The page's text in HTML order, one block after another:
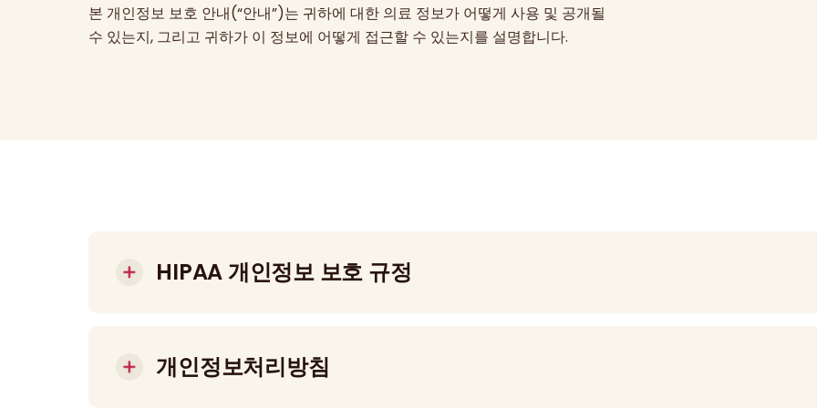
본 개인정보 보호 안내(“안내”)는 귀하에 대한 의료 정보가 어떻게 사용 및 공개될
수 있는지, 그리고 귀하가 이 정보에 어떻게 접근할 수 있는지를 설명합니다.
HIPAA 개인정보 보호 규정
We are committed to protecting your privacy. Please review our Notice of Privacy Practices to
개인정보처리방침